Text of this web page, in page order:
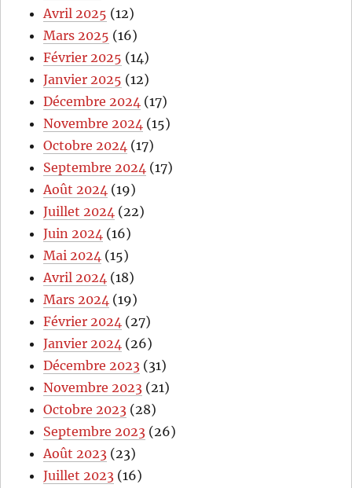
Avril 2025 (12)
Mars 2025 (16)
Février 2025 (14)
Janvier 2025 (12)
Décembre 2024 (17)
Novembre 2024 (15)
Octobre 2024 (17)
Septembre 2024 (17)
Août 2024 (19)
Juillet 2024 (22)
Juin 2024 (16)
Mai 2024 (15)
Avril 2024 (18)
Mars 2024 (19)
Février 2024 (27)
Janvier 2024 (26)
Décembre 2023 (31)
Novembre 2023 (21)
Octobre 2023 (28)
Septembre 2023 (26)
Août 2023 (23)
Juillet 2023 (16)